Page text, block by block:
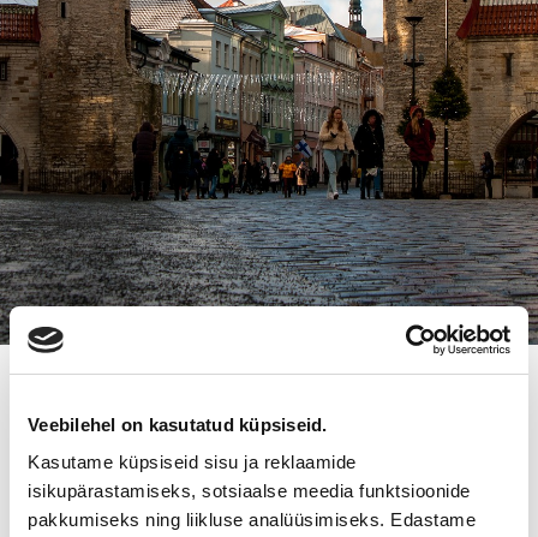
Veebilehel on kasutatud küpsiseid.
Kasutame küpsiseid sisu ja reklaamide
isikupärastamiseks, sotsiaalse meedia funktsioonide
pakkumiseks ning liikluse analüüsimiseks. Edastame